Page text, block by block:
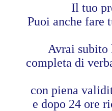
Il tuo
Puoi anche fare
Avrai subito
completa di
con piena
e dopo 24 ore